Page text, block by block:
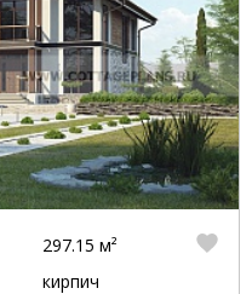
297.15 м²
кирпич